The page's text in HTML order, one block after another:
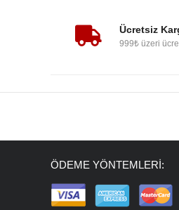
Ücretsiz
999₺ üzeri
ÖDEME YÖNTEMLERİ: